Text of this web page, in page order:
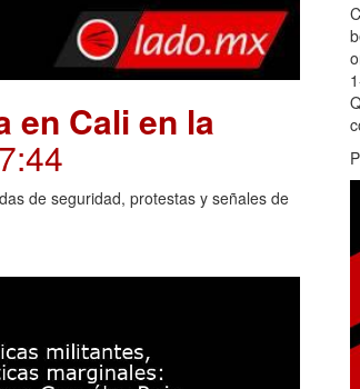
en Cali en la
de seguridad, protestas y señales de